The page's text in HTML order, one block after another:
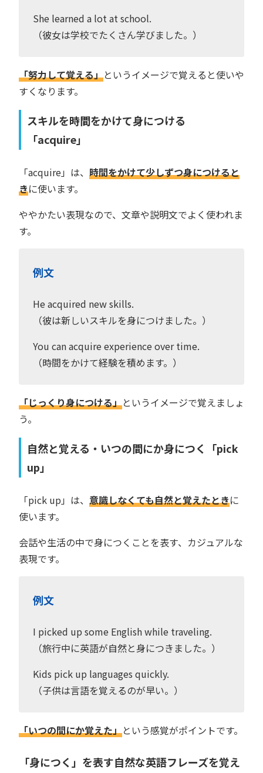
She learned a lot at school.
（彼女は学校でたくさん学びました。）
「努力して覚える」というイメージで覚えると使いや
すくなります。
スキルを時間をかけて身につける
「acquire」
「acquire」は、 時間をかけて少しずつ身につけると
きに使います。
ややかたい表現なので、文章や説明文でよく使われま
す。
例文
He acquired new skills.
（彼は新しいスキルを身につけました。）
You can acquire experience over time.
（時間をかけて経験を積めます。）
「じっくり身につける」というイメージで覚えましょ
う。
自然と覚える・いつの間にか身につく「pick
up」
「pick up」は、 意識しなくても自然と覚えたときに
使います。
会話や生活の中で身につくことを表す、カジュアルな
表現です。
例文
I picked up some English while traveling.
（旅行中に英語が自然と身につきました。）
Kids pick up languages quickly.
（子供は言語を覚えるのが早い。）
「いつの間にか覚えた」という感覚がポイントです。
「身につく」を表す自然な英語フレーズを覚え